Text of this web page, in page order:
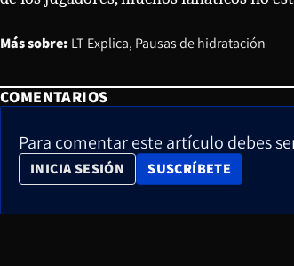
Más sobre: LT Explica Pausas de hidratación
COMENTARIOS
Para comentar este artículo debes
INICIA SESIÓN SUSCRÍBETE
OPENS IN NEW